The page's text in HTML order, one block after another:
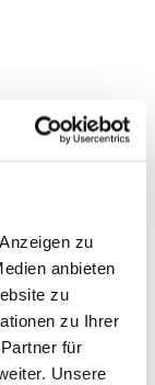
zu
anbieten
zu
zu Ihrer
für
Unsere